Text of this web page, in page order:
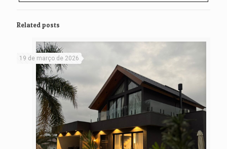
Related posts
19 de março de 2026